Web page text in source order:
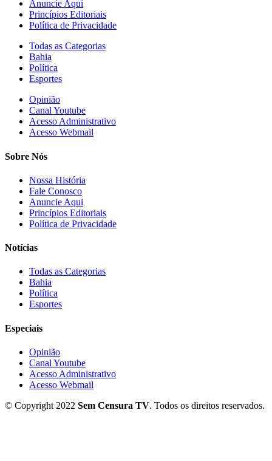
Anuncie Aqui
Princípios Editoriais
Política de Privacidade
Todas as Categorias
Bahia
Política
Esportes
Opinião
Canal Youtube
Acesso Administrativo
Acesso Webmail
Sobre Nós
Nossa História
Fale Conosco
Anuncie Aqui
Princípios Editoriais
Política de Privacidade
Notícias
Todas as Categorias
Bahia
Política
Esportes
Especiais
Opinião
Canal Youtube
Acesso Administrativo
Acesso Webmail
© Copyright 2022 Sem Censura TV. Todos os direitos reservados.